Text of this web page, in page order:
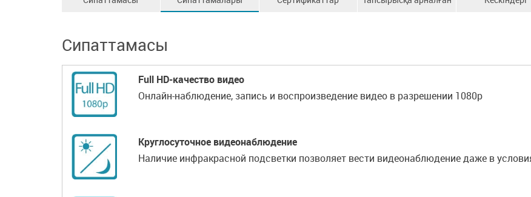
Сипаттамасы
Full HD-качество видео
Онлайн-наблюдение, запись и воспроизведение видео в разрешении 1080р
Круглосуточное видеонаблюдение
Наличие инфракрасной подсветки позволяет вести видеонаблюдение даже в